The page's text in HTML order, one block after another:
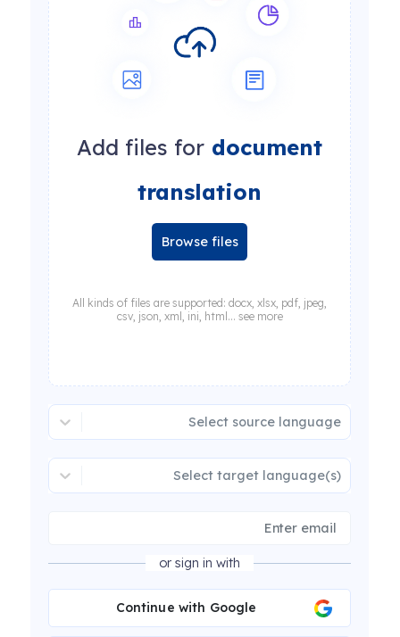
Add files for document
translation
Browse files
All kinds of files are supported: docx, xlsx, pdf, jpeg,
csv, json, xml, ini, html... see more
Select source language
Select target language(s)
or sign in with
Continue with Google